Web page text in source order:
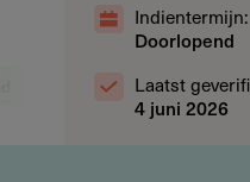
Natuur, milieu en energie
Indientermijn:
Doorlopend
Laatst
4 juni 2026